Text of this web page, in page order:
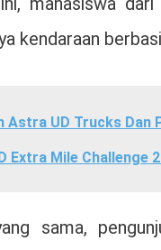
kendaraan
Astra UD Trucks Dan
Extra Mile Challenge
sama,